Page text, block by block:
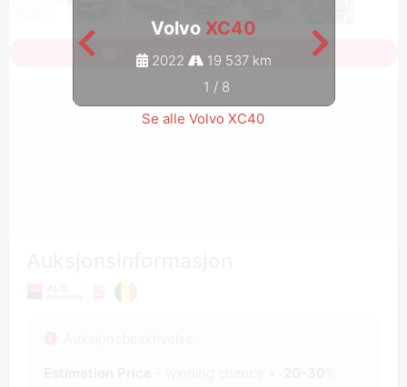
Volvo XC40
2022
19 537 km
1 / 8
Se alle Volvo XC40
Logg inn for å se alle bildene